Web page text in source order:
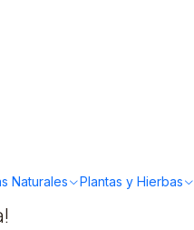
Naturales Plantas y Hierbas